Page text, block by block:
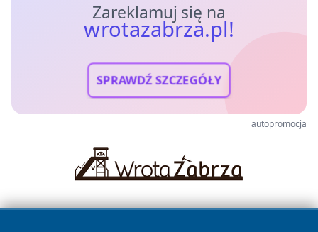
Zareklamuj się na
wrotazabrza.pl!
SPRAWDŹ SZCZEGÓŁY
autopromocja